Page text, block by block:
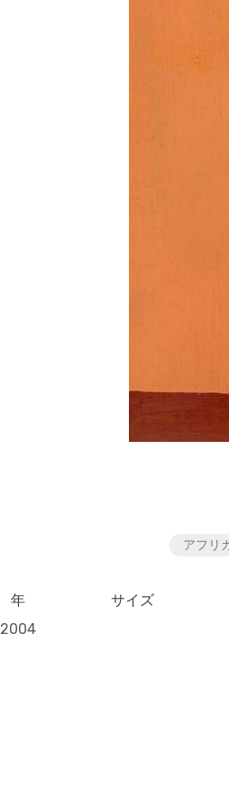
アフリ
年
2004
サイズ